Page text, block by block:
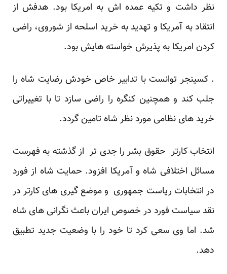
نظر داشت و تکیه عمده اش به امریکا بود. هدفش از
انتقاد به آمریکا و تهدید به خرید اسلحه از شوروی، راضی
کردن امریکا به پذیرش خواسته هایش بود.
. کسینجر توانست با تدابیر خاص خودش رضایت شاه را
جلب کند و همچنین کنگره را راضی سازد تا با تغییراتی
خرید های نظامی مورد نظر شاه تامین گردد.
انتخاب کارتر حقوق بشر را جدی تر از گذشته به فهرست
مسائل اختلافی شاه و آمریکا افزود. حمایت شاه از فورد
در انتخابات ریاست جمهوری و موضع گیری های کارتر در
نقد سیاست فورد در خصوص ایران باعث نگرانی های شاه
شد. اما وی سعی کرد تا خود را با وضعیت جدید تطبیق
دهد.